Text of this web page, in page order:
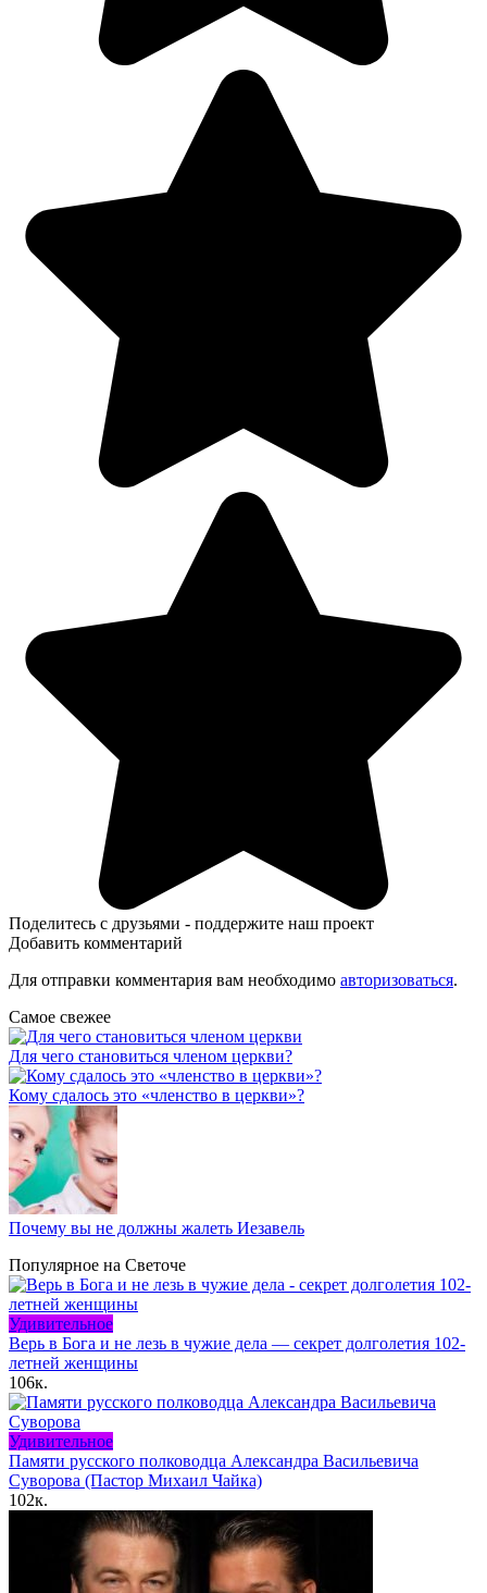
Поделитесь с друзьями - поддержите наш проект
Добавить комментарий
Для отправки комментария вам необходимо авторизоваться.
Самое свежее
Для чего становиться членом церкви?
Кому сдалось это «членство в церкви»?
Почему вы не должны жалеть Иезавель
Популярное на Светоче
Удивительное
Верь в Бога и не лезь в чужие дела — секрет долголетия 102-
летней женщины
106к.
Удивительное
Памяти русского полководца Александра Васильевича
Суворова (Пастор Михаил Чайка)
102к.